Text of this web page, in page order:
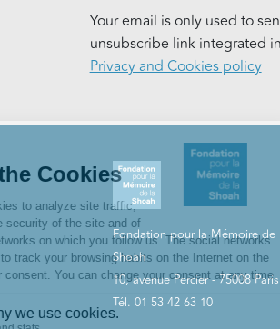
Your email is only used to
unsubscribe link integrated
Privacy and Cookies policy
Fondation pour la Mémoire de
Shoah
10, avenue Percier - 75008 Paris
Tél. 01 53 42 63 10